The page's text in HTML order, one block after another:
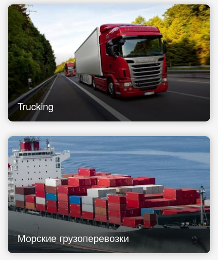
Trucking
Морские грузоперевозки